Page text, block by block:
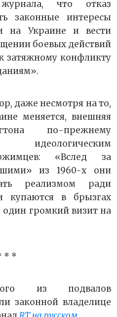
что отказ
законные интересы
на Украине и вести
боевых действий
затяжному конфликту
даже несмотря на то,
меняется, внешняя
по-прежнему
идеологическим
«Вслед за
из 1960-х они
реализмом ради
купаются в брызгах
громкий визит на
* *
из подвалов
законной владелице